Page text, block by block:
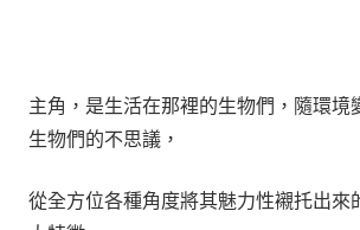
主角，是生活在那裡的生物們，隨環境
生物們的不思議，
從全方位各種角度將其魅力性襯托出來